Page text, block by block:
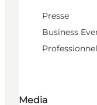
Presse
Business
Media